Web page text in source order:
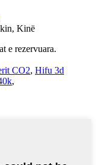
Kinë
e rezervuara.
CO2, Hifu 3d
,